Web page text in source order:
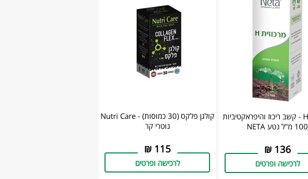
מרכוזית H - קשב ריכוז והיפראקטיביות
100 מ"ל נטע NETA
136
₪
לרכישה ופרטים
קולגן פלקס (30 כמוסות) - Nutri Care
נוטרי קר
115
₪
לרכישה ופרטים